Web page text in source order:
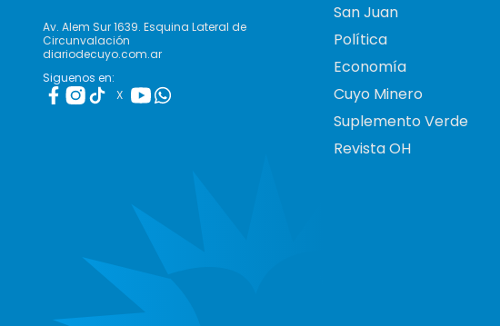
Av. Alem Sur 1639. Esquina Lateral de
Circunvalación
diariodecuyo.com.ar
Siguenos en:
X
San Juan
Política
Economía
Cuyo Minero
Suplemento Verde
Revista OH